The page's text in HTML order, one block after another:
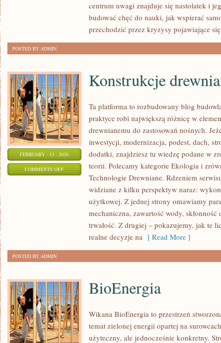
centrum uwagi znajduje się nastolatek i
budować chęć do nauki, jak wspierać
przechodzić przez kryzysy pojawiające się
POSTED BY ADMIN
FEBRUARY - 13 - 2026
COMMENTS OFFON
KONSTRUKCJE
DREWNIANE
Konstrukcje
Ta platforma to rozbudowany blog
praktyce robi największą różnicę w
drewnianemu do zastosowań nośnych.
inwestycji, modernizacja, podest, dach,
dodatki, znajdziesz tu wiedzę podane w
teorii. Polecamy kategorie Ekologia i
Technologie Drewniane. Rdzeniem
widziane z kilku perspektyw naraz:
użytkowej. Z jednej strony omawiamy
mechaniczna, zawartość wody,
trwałość. Z drugiej – pokazujemy, jak te
realne decyzje na [ Read More ]
POSTED BY ADMIN
BioEnergia
Wikana BioEnergia to przestrzeń
temat zielonej energii opartej na
użyteczny, ale jednocześnie konkretny.